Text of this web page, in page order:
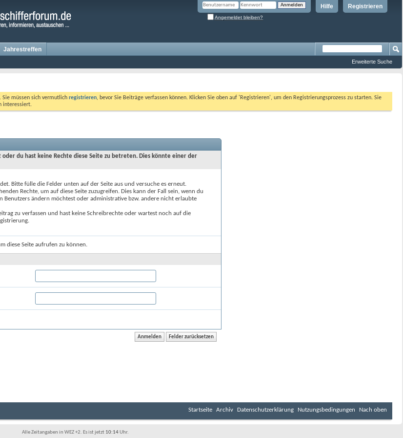
Registrieren
Hilfe
Angemeldet bleiben?
Jahrestreffen
Erweiterte Suche
Sie müssen sich vermutlich registrieren, bevor Sie Beiträge verfassen können. Klicken Sie oben auf 'Registrieren', um den Registrierungsprozess zu starten. Sie
interessiert.
oder du hast keine Rechte diese Seite zu betreten. Dies könnte einer der
Bitte fülle die Felder unten auf der Seite aus und versuche es erneut.
Rechte, um auf diese Seite zuzugreifen. Dies kann der Fall sein, wenn du
Benutzers ändern möchtest oder administrative bzw. andere nicht erlaubte
zu verfassen und hast keine Schreibrechte oder wartest noch auf die
diese Seite aufrufen zu können.
Startseite Archiv Datenschutzerklärung Nutzungsbedingungen Nach oben
Alle Zeitangaben in WEZ +2. Es ist jetzt 10:14Uhr.